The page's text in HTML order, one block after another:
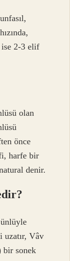
ise 2-3 elif
olan
önce
harfe bir
denir.